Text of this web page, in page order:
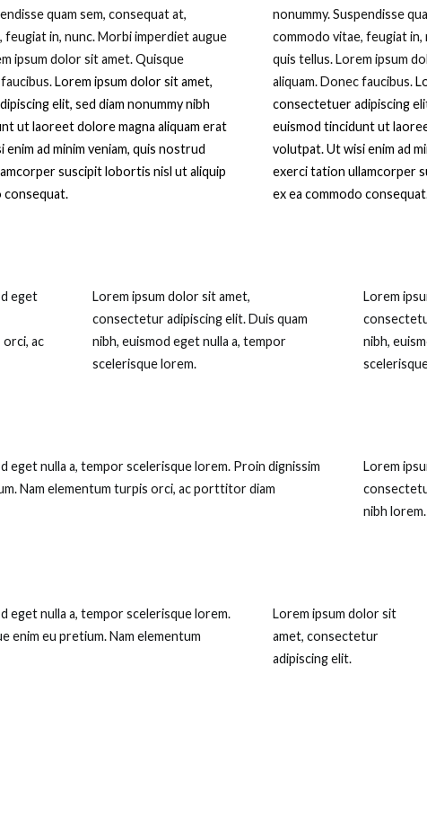
quam sem, consequat at,
feugiat in, nunc. Morbi imperdiet augue
ipsum dolor sit amet. Quisque
faucibus.Lorem ipsum dolor sit amet,
elit, sed diam nonummy nibh
ut laoreet dolore magna aliquam erat
ad minim veniam, quis nostrud
suscipit lobortis nisl ut aliquip
consequat.
nonummy.Suspendisse
commodo vitae, feugiat
quis tellus. Lorem ipsum
aliquam. Donec faucibus.
consectetuer adipiscing
euismod tincidunt ut
volutpat. Ut wisi enim ad
exerci tation ullamcorper
ex ea commodo
eget
ac
Lorem ipsum dolor sit amet,
consectetur adipiscing elit. Duis quam
nibh, euismod eget nulla a, tempor
scelerisque lorem.
Lorem
nibh,
eget nulla a, tempor scelerisque lorem. Proin dignissim
Nam elementum turpis orci, ac porttitor diam
Lorem
nibh lorem.
eget nulla a, tempor scelerisque lorem.
enim eu pretium. Nam elementum
Lorem ipsum dolor sit
amet, consectetur
adipiscing elit.